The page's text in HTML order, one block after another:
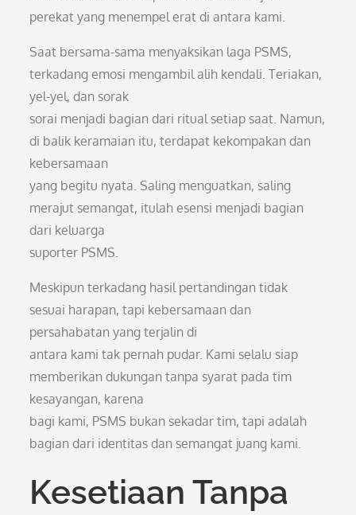
perekat yang menempel erat di antara kami.
Saat bersama-sama menyaksikan laga PSMS,
terkadang emosi mengambil alih kendali. Teriakan,
yel-yel, dan sorak
sorai menjadi bagian dari ritual setiap saat. Namun,
di balik keramaian itu, terdapat kekompakan dan
kebersamaan
yang begitu nyata. Saling menguatkan, saling
merajut semangat, itulah esensi menjadi bagian
dari keluarga
suporter PSMS.
Meskipun terkadang hasil pertandingan tidak
sesuai harapan, tapi kebersamaan dan
persahabatan yang terjalin di
antara kami tak pernah pudar. Kami selalu siap
memberikan dukungan tanpa syarat pada tim
kesayangan, karena
bagi kami, PSMS bukan sekadar tim, tapi adalah
bagian dari identitas dan semangat juang kami.
Kesetiaan Tanpa